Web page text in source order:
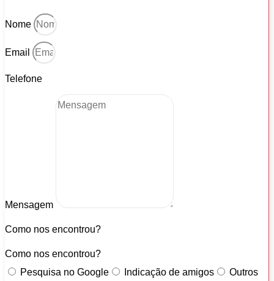
Nome
Email
Telefone
Mensagem
Como nos encontrou?
Como nos encontrou?
Pesquisa no Google
Indicação de amigos Outros